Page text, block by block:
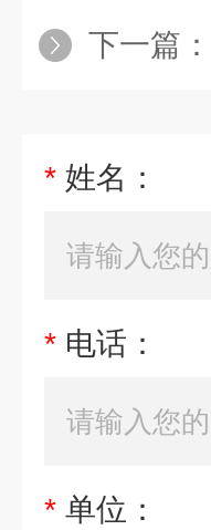
下一篇：
* 姓名：
* 电话：
* 单位：